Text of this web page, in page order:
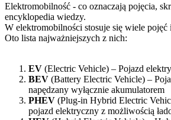
Elektromobilność - co oznaczają pojęcia,
encyklopedia wiedzy.
W elektromobilności stosuje się wiele
Oto lista najważniejszych z nich:
EV (Electric Vehicle) – Pojazd
BEV (Battery Electric Vehicle) –
napędzany wyłącznie akumulatorem
PHEV (Plug-in Hybrid Electric
pojazd elektryczny z możliwością